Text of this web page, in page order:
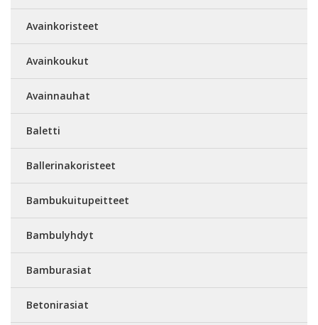
Avainkoristeet
Avainkoukut
Avainnauhat
Baletti
Ballerinakoristeet
Bambukuitupeitteet
Bambulyhdyt
Bamburasiat
Betonirasiat